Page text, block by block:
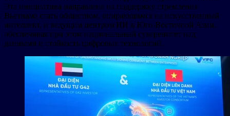
Эта инициатива направлена на поддержку стремления
Вьетнама стать обществом, опирающимся на искусственный
интеллект, и ведущим центром ИИ в Юго-Восточной Азии,
обеспечивая при этом национальный суверенитет над
данными и стойкость цифровых технологий.